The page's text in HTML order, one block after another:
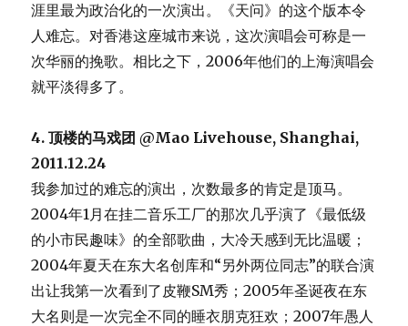
涯里最为政治化的一次演出。《天问》的这个版本令
人难忘。对香港这座城市来说，这次演唱会可称是一
次华丽的挽歌。相比之下，2006年他们的上海演唱会
就平淡得多了。
4. 顶楼的马戏团 @Mao Livehouse, Shanghai,
2011.12.24
我参加过的难忘的演出，次数最多的肯定是顶马。
2004年1月在挂二音乐工厂的那次几乎演了《最低级
的小市民趣味》的全部歌曲，大冷天感到无比温暖；
2004年夏天在东大名创库和“另外两位同志”的联合演
出让我第一次看到了皮鞭SM秀；2005年圣诞夜在东
大名则是一次完全不同的睡衣朋克狂欢；2007年愚人